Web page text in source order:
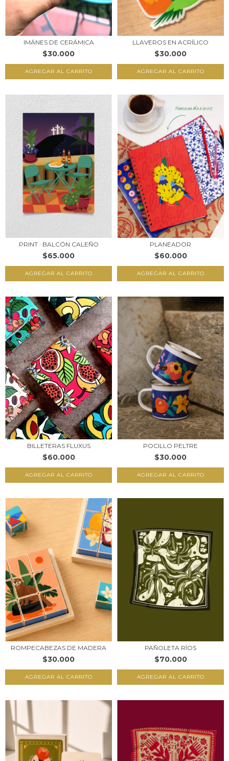
IMÁNES DE CERÁMICA
$30.000
AGREGAR AL CARRITO
LLAVEROS EN ACRÍLICO
$30.000
AGREGAR AL CARRITO
PRINT · BALCÓN CALEÑO
$65.000
AGREGAR AL CARRITO
PLANEADOR
$60.000
AGREGAR AL CARRITO
BILLETERAS FLUXUS
$60.000
AGREGAR AL CARRITO
POCILLO PELTRE
$30.000
ROMPECABEZAS DE MADERA
$30.000
PAÑOLETA RÍOS
$70.000